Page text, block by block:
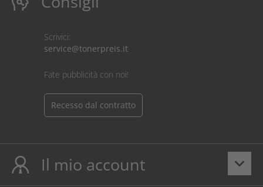
Scrivici:
service@tonerpreis.it
Fate pubblicità con noi!
Recesso dal contratto
keyboard_arrow_down
Il mio account